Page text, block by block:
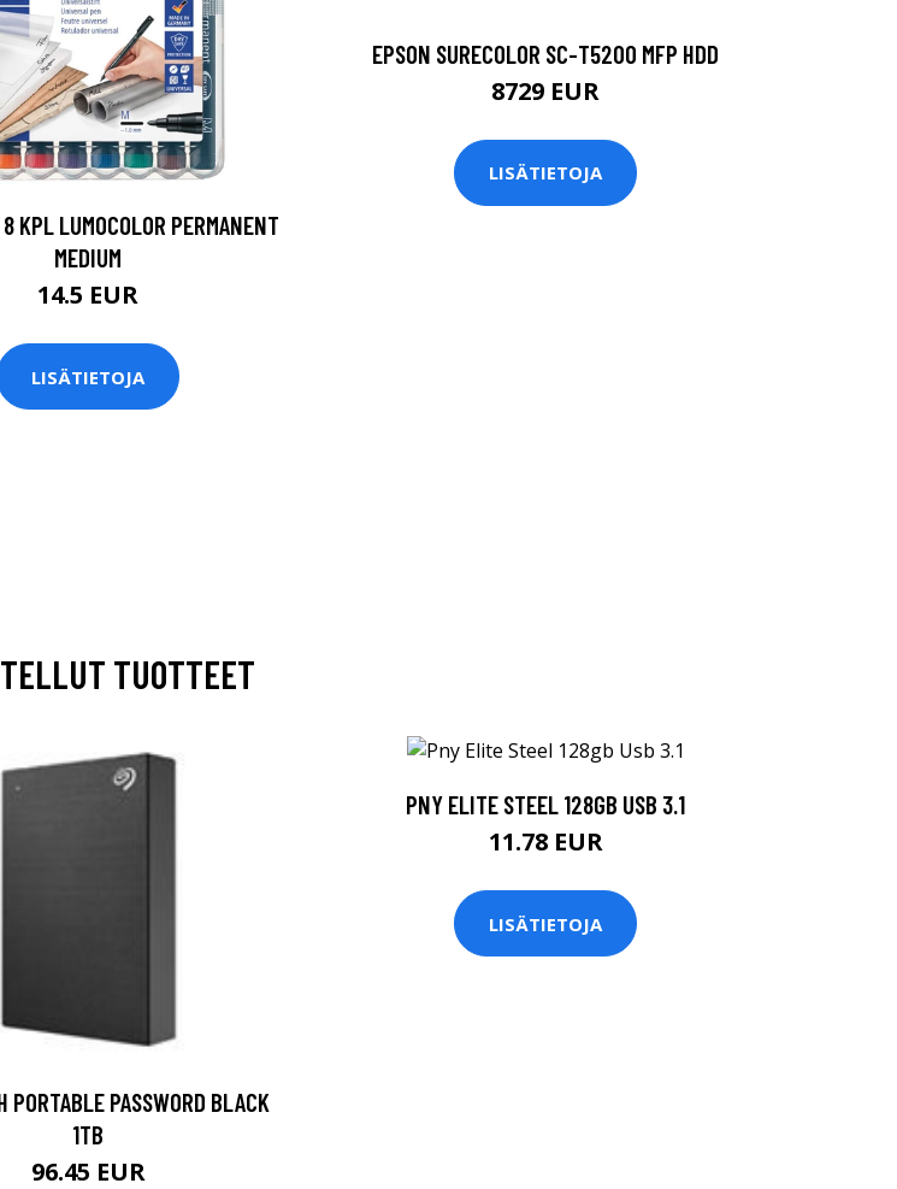
KPL LUMOCOLOR PERMANENT
MEDIUM
14.5 EUR
LISÄTIETOJA
EPSON SURECOLOR SC-T5200 MFP HDD
8729 EUR
LISÄTIETOJA
TUOTTEET
PORTABLE PASSWORD BLACK
1TB
96.45 EUR
PNY ELITE STEEL 128GB USB 3.1
11.78 EUR
LISÄTIETOJA